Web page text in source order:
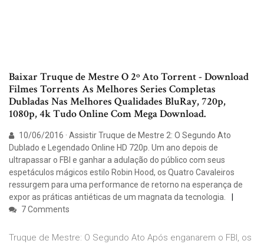
Baixar Truque de Mestre O 2º Ato Torrent - Download
Filmes Torrents As Melhores Series Completas
Dubladas Nas Melhores Qualidades BluRay, 720p,
1080p, 4k Tudo Online Com Mega Download.
10/06/2016 · Assistir Truque de Mestre 2: O Segundo Ato
Dublado e Legendado Online HD 720p. Um ano depois de
ultrapassar o FBI e ganhar a adulação do público com seus
espetáculos mágicos estilo Robin Hood, os Quatro Cavaleiros
ressurgem para uma performance de retorno na esperança de
expor as práticas antiéticas de um magnata da tecnologia.
7 Comments
Truque de Mestre: O Segundo Ato Após enganarem o FBI, os